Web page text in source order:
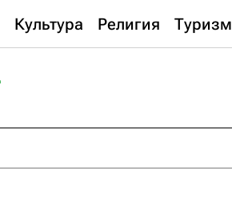
Культура Религия Туризм